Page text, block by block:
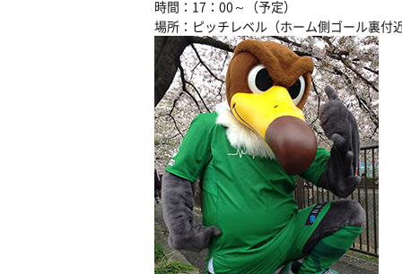
時間：17：00～（予定）
場所：ピッチレベル（ホーム側ゴール裏付